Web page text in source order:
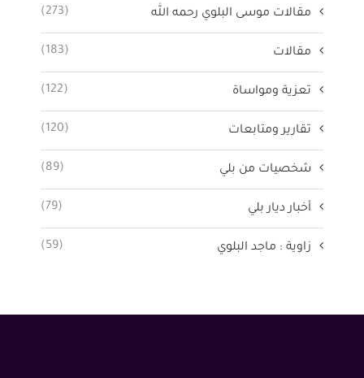
مقالات موسى البلوي رحمه الله (273)
مقالات (183)
تعزية ومواساة (122)
تقارير ومتابعات (120)
شخصيات من بلي (89)
أخبار ديار بلي (79)
زاوية : ماجد البلوي (59)